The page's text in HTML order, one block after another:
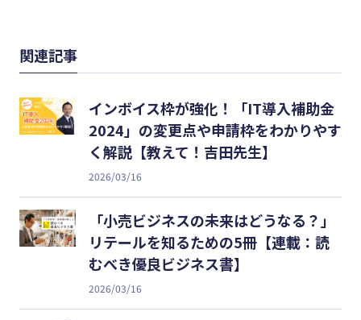
関連記事
インボイス枠が強化！「IT導入補助金
2024」の変更点や申請枠をわかりやす
く解説【教えて！吉田先生】
2026/03/16
「小売ビジネスの未来はどうなる？」
リテールを知るための5冊【連載：読
むべき優良ビジネス書】
2026/03/16